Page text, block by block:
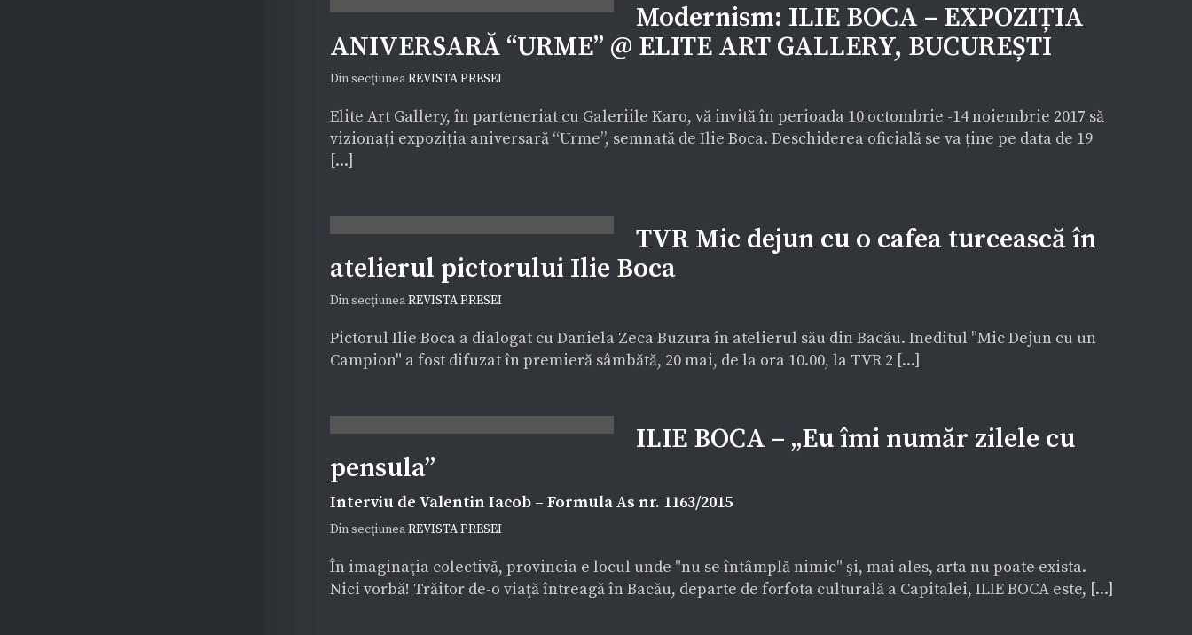
Modernism: ILIE BOCA – EXPOZIȚIA
ANIVERSARĂ “URME” @ ELITE ART GALLERY, BUCUREȘTI
Din secţiuneaREVISTA PRESEI
Elite Art Gallery, în parteneriat cu Galeriile Karo, vă invită în perioada 10 octombrie -14 noiembrie 2017 să
vizionați expoziția aniversară “Urme”, semnată de Ilie Boca. Deschiderea oficială se va ține pe data de 19
[...]
TVR Mic dejun cu o cafea turcească în
atelierul pictorului Ilie Boca
Din secţiuneaREVISTA PRESEI
Pictorul Ilie Boca a dialogat cu Daniela Zeca Buzura în atelierul său din Bacău. Ineditul "Mic Dejun cu un
Campion" a fost difuzat în premieră sâmbătă, 20 mai, de la ora 10.00, la TVR 2 [...]
ILIE BOCA – „Eu îmi număr zilele cu
pensula”
Interviu de Valentin Iacob – Formula As nr. 1163/2015
Din secţiuneaREVISTA PRESEI
În imaginaţia colectivă, provincia e locul unde "nu se întâmplă nimic" şi, mai ales, arta nu poate exista.
Nici vorbă! Trăitor de-o viaţă întreagă în Bacău, departe de forfota culturală a Capitalei, ILIE BOCA este, [...]